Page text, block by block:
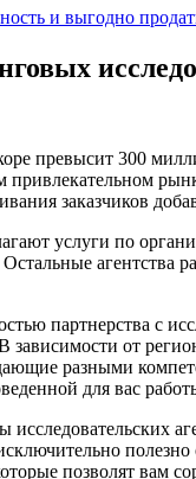
и выгодно
превысит 300
заказчиков
услуги по
агентства
партнерства с
зависимости от
разными
для вас
позволят вам